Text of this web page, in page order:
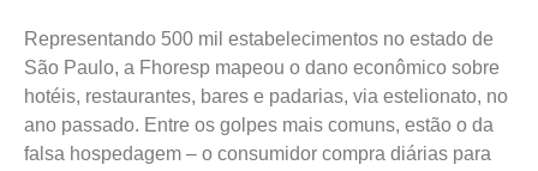
Representando 500 mil estabelecimentos no estado de
São Paulo, a Fhoresp mapeou o dano econômico sobre
hotéis, restaurantes, bares e padarias, via estelionato, no
ano passado. Entre os golpes mais comuns, estão o da
falsa hospedagem – o consumidor compra diárias para